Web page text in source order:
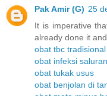
Pak Amir (G) 25
It is imperative
already done it
obat tbc tradisional
obat infeksi
obat tukak usus
obat benjolan di